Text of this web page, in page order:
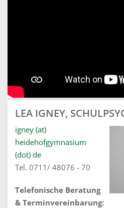
LEA IGNEY,
igney (at)
heidehofgymnasium
(dot) de
Tel. 0711/ 48076 - 70
Telefonische Beratung
& Terminvereinbarung: